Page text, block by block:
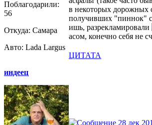
Поблагодарили:
56
Откуда: Самара
Авто: Lada Largus
в некоторых дорожных
получивших "пиннок" с
ишь, разрекламировали
асом, конечно себя не
ЦИТАТА
индеец
28 дек